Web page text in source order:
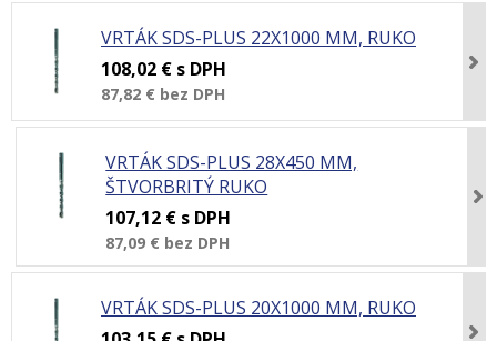
VRTÁK SDS-PLUS 22X1000 MM, RUKO
108,02 € s DPH
87,82 € bez DPH
VRTÁK SDS-PLUS 28X450 MM,
ŠTVORBRITÝ RUKO
107,12 € s DPH
87,09 € bez DPH
VRTÁK SDS-PLUS 20X1000 MM, RUKO